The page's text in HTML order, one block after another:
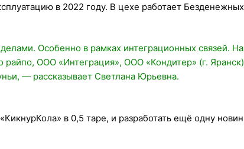
в 2022 году. В цехе работает
Особенно в рамках интеграционных связей.
райпо, ООО «Интеграция», ООО «Кондитер» (г.
— рассказывает Светлана Юрьевна.
в 0,5 таре, и разработать ещё одну